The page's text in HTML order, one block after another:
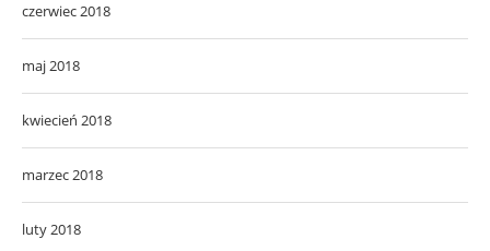
czerwiec 2018
maj 2018
kwiecień 2018
marzec 2018
luty 2018